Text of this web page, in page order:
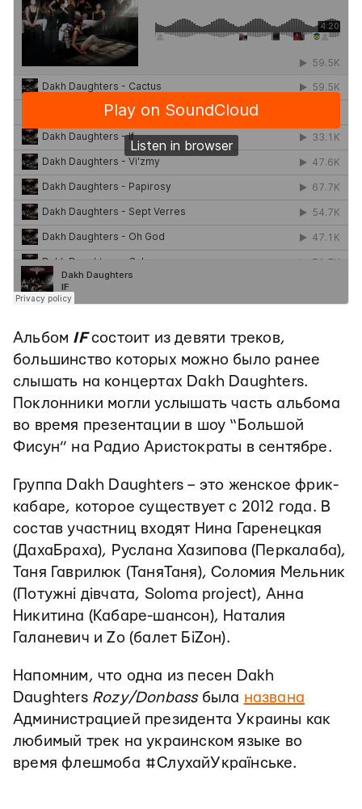
Альбом IFсостоит из девяти треков,
большинство которых можно было ранее
слышать на концертах Dakh Daughters.
Поклонники могли услышать часть альбома
во время презентации в шоу “Большой
Фисун” на Радио Аристократы в сентябре.
Группа Dakh Daughters – это женское фрик-
кабаре, которое существует с 2012 года. В
состав участниц входят Нина Гаренецкая
(ДахаБраха), Руслана Хазипова (Перкалаба),
Таня Гаврилюк (ТаняТаня), Соломия Мельник
(Потужні дівчата, Soloma project), Анна
Никитина (Кабаре-шансон), Наталия
Галаневич и Zo (балет БіZон).
Напомним, что одна из песен Dakh
Daughters Rozy/Donbass была названа
Администрацией президента Украины как
любимый трек на украинском языке во
время флешмоба #СлухайУкраїнське.